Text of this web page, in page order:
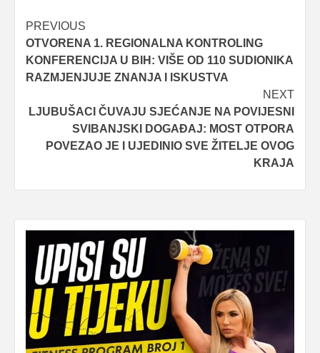
Post
navigation
PREVIOUS
OTVORENA 1. REGIONALNA KONTROLING
KONFERENCIJA U BIH: VIŠE OD 110 SUDIONIKA
RAZMJENJUJE ZNANJA I ISKUSTVA
NEXT
LJUBUŠACI ČUVAJU SJEĆANJE NA POVIJESNI
SVIBANJSKI DOGAĐAJ: MOST OTPORA
POVEZAO JE I UJEDINIO SVE ŽITELJE OVOG
KRAJA